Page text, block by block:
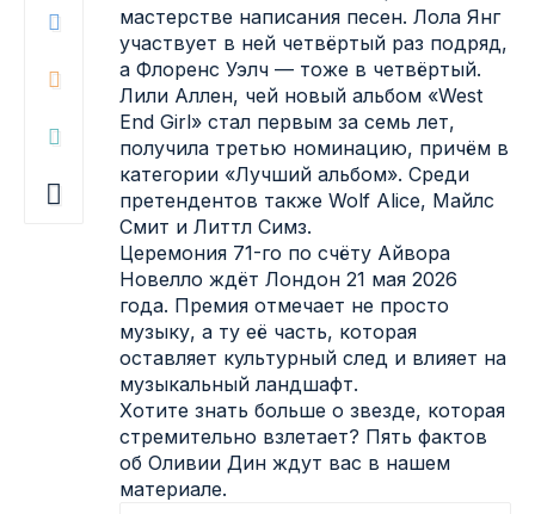
мастерстве написания песен. Лола Янг
участвует в ней четвёртый раз подряд,
а Флоренс Уэлч — тоже в четвёртый.
Лили Аллен, чей новый альбом «West
End Girl» стал первым за семь лет,
получила третью номинацию, причём в
категории «Лучший альбом». Среди
претендентов также Wolf Alice, Майлс
Смит и Литтл Симз.
Церемония 71-го по счёту Айвора
Новелло ждёт Лондон 21 мая 2026
года. Премия отмечает не просто
музыку, а ту её часть, которая
оставляет культурный след и влияет на
музыкальный ландшафт.
Хотите знать больше о звезде, которая
стремительно взлетает? Пять фактов
об Оливии Дин ждут вас в нашем
материале.